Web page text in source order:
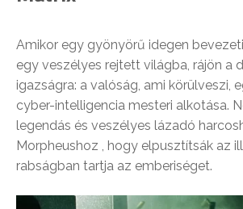
Amikor egy gyönyörű idegen
egy veszélyes rejtett világba, rájön a
igazságra: a valóság, ami körülveszi,
cyber-intelligencia mesteri alkotása.
legendás és veszélyes lázadó
Morpheushoz , hogy elpusztítsák az
rabságban tartja az emberiséget.